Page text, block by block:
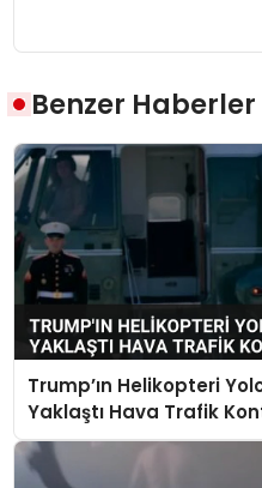
Benzer Haberler
Trump’ın Helikopteri
Yaklaştı Hava Trafik
Kurulamadı